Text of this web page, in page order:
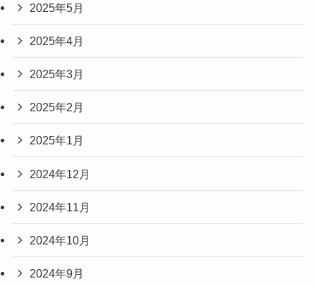
2025年5月
2025年4月
2025年3月
2025年2月
2025年1月
2024年12月
2024年11月
2024年10月
2024年9月